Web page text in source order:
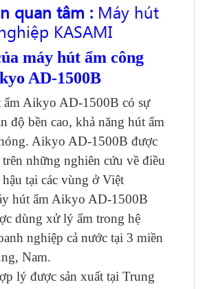
quan tâm : Máy hút
KASAMI
máy hút ẩm công
AD-1500B
ẩm Aikyo AD-1500B có sự
độ bền cao, khả năng hút ẩm
Aikyo AD-1500B được
trên những nghiên cứu về điều
tại các vùng ở Việt
hút ẩm Aikyo AD-1500B
dùng xử lý ẩm trong hệ
nghiệp cả nước tại 3 miền
Nam.
lý được sản xuất tại Trung